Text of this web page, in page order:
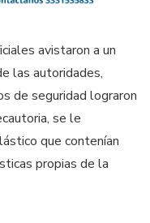
avistaron a un
las autoridades,
de seguridad lograron
se le
que contenían
propias de la